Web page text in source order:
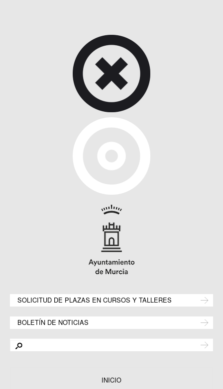
SOLICITUD DE PLAZAS EN CURSOS Y TALLERES
BOLETÍN DE NOTICIAS
INICIO